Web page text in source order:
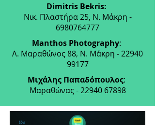
Dimitris Bekris:
Νικ. Πλαστήρα 25, Ν. Μάκρη -
6980764777
Manthos Photography:
Λ. Μαραθώνος 88, Ν. Μάκρη - 22940
99177
Μιχάλης Παπαδόπουλος:
Μαραθώνας - 22940 67898